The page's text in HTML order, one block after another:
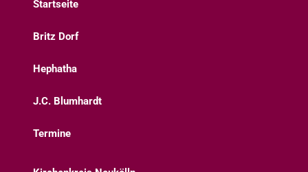
Startseite
Britz Dorf
Hephatha
J.C. Blumhardt
Termine